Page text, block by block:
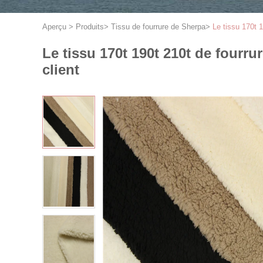
Aperçu > Produits> Tissu de fourrure de Sherpa> Le tissu 170t
Le tissu 170t 190t 210t de
client